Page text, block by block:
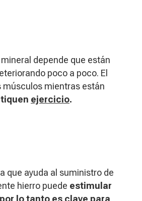
mineral depende que están
poco a poco. El
músculos mientras están
ejercicio.
que ayuda al suministro de
hierro puede estimular
lo tanto es clave para